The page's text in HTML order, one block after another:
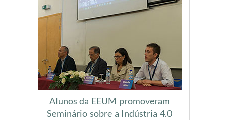
Alunos da EEUM promoveram
Seminário sobre a Indústria 4.0